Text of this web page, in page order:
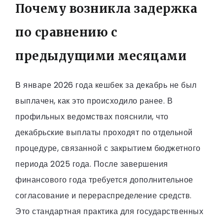
Почему возникла задержка
по сравнению с
предыдущими месяцами
В январе 2026 года кешбек за декабрь не был
выплачен, как это происходило ранее. В
профильных ведомствах пояснили, что
декабрьские выплаты проходят по отдельной
процедуре, связанной с закрытием бюджетного
периода 2025 года. После завершения
финансового года требуется дополнительное
согласование и перераспределение средств.
Это стандартная практика для государственных